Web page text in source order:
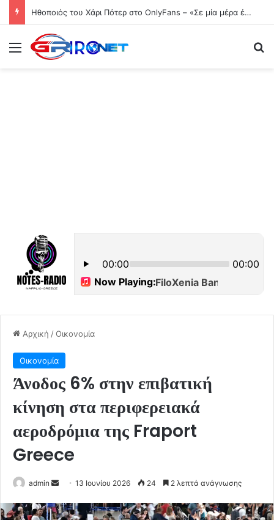
Ηθοποιός του Χάρι Πότερ στο OnlyFans – «Σε μία μέρα έβγαλα 17.500 ευρώ»
Μενού
Αρχική /Οικονομία
Οικονομία
Άνοδος 6% στην επιβατική
κίνηση στα περιφερειακά
αεροδρόμια της Fraport
Greece
admin
Send
email
13 Ιουνίου 2026 24 2 λεπτά ανάγνωσης